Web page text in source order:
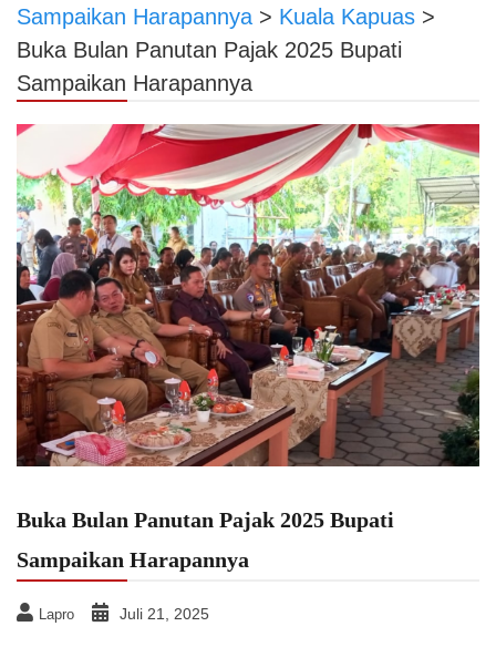
Sampaikan Harapannya > Kuala Kapuas >
Buka Bulan Panutan Pajak 2025 Bupati
Sampaikan Harapannya
Buka Bulan Panutan Pajak 2025 Bupati
Sampaikan Harapannya
Lapro Juli 21, 2025